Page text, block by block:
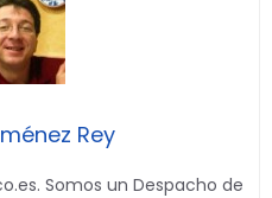
Rey
Somos un Despacho de